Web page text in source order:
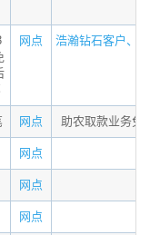
网点 浩瀚钻石客户、
网点 助农取款业务免
网点
网点
网点